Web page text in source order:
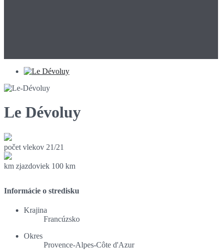
Le Dévoluy
počet vlekov 21/21
km zjazdoviek 100 km
Informácie o stredisku
Krajina
Francúzsko
Okres
Provence-Alpes-Côte d'Azur